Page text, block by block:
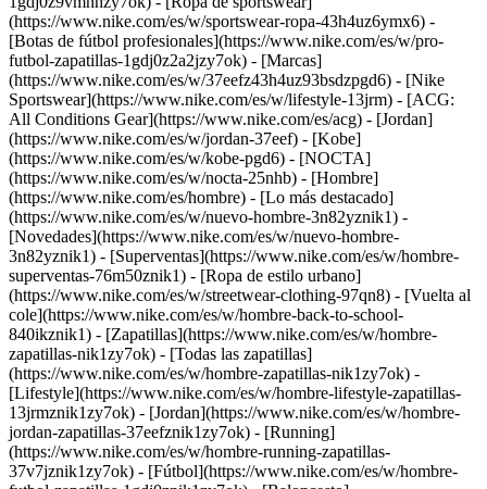
(https://www.nike.com/es/w/sportswear-ropa-43h4uz6ymx6) -
[Botas de fútbol profesionales](https://www.nike.com/es/w/pro-
futbol-zapatillas-1gdj0z2a2jzy7ok) - [Marcas]
(https://www.nike.com/es/w/37eefz43h4uz93bsdzpgd6) - [Nike
Sportswear](https://www.nike.com/es/w/lifestyle-13jrm) - [ACG:
All Conditions Gear](https://www.nike.com/es/acg) - [Jordan]
(https://www.nike.com/es/w/jordan-37eef) - [Kobe]
(https://www.nike.com/es/w/kobe-pgd6) - [NOCTA]
(https://www.nike.com/es/w/nocta-25nhb) - [Hombre]
(https://www.nike.com/es/hombre) - [Lo más destacado]
(https://www.nike.com/es/w/nuevo-hombre-3n82yznik1) -
[Novedades](https://www.nike.com/es/w/nuevo-hombre-
3n82yznik1) - [Superventas](https://www.nike.com/es/w/hombre-
superventas-76m50znik1) - [Ropa de estilo urbano]
(https://www.nike.com/es/w/streetwear-clothing-97qn8) - [Vuelta al
cole](https://www.nike.com/es/w/hombre-back-to-school-
840ikznik1) - [Zapatillas](https://www.nike.com/es/w/hombre-
zapatillas-nik1zy7ok) - [Todas las zapatillas]
(https://www.nike.com/es/w/hombre-zapatillas-nik1zy7ok) -
[Lifestyle](https://www.nike.com/es/w/hombre-lifestyle-zapatillas-
13jrmznik1zy7ok) - [Jordan](https://www.nike.com/es/w/hombre-
jordan-zapatillas-37eefznik1zy7ok) - [Running]
(https://www.nike.com/es/w/hombre-running-zapatillas-
37v7jznik1zy7ok) - [Fútbol](https://www.nike.com/es/w/hombre-